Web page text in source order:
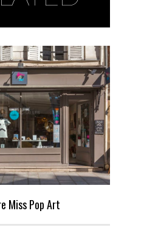
Miss Pop Art